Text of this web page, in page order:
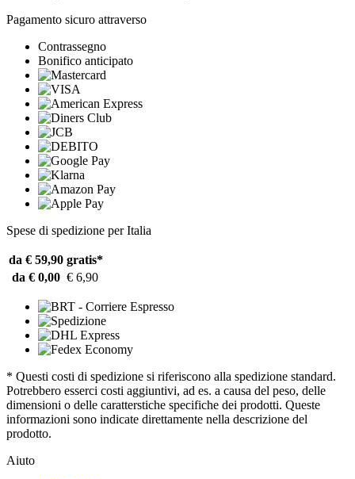
Pagamento sicuro attraverso
Contrassegno
Bonifico anticipato
Spese di spedizione per Italia
da € 59,90 gratis*
da € 0,00 € 6,90
* Questi costi di spedizione si riferiscono alla spedizione standard.
Potrebbero esserci costi aggiuntivi, ad es. a causa del peso, delle
dimensioni o delle caratterstiche specifiche dei prodotti. Queste
informazioni sono indicate direttamente nella descrizione del
prodotto.
Aiuto